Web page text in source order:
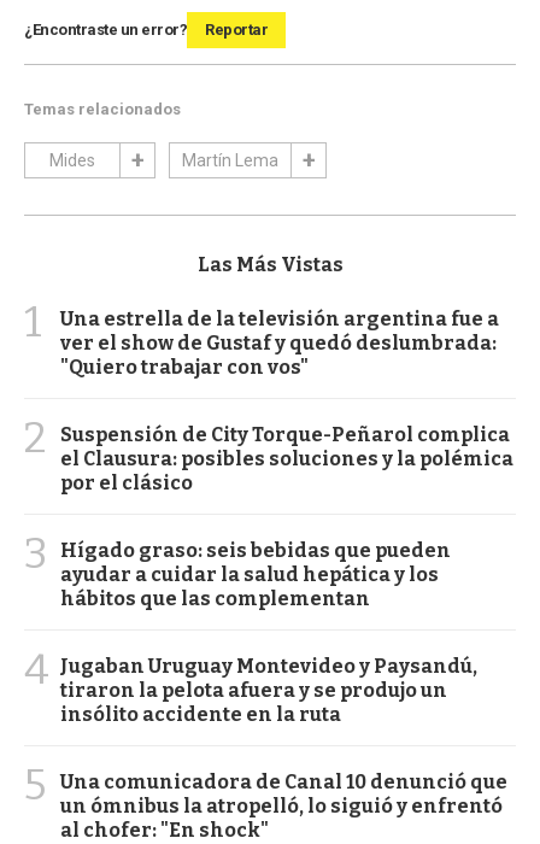
¿Encontraste un error? Reportar
Temas relacionados
Mides Martín Lema
Las Más Vistas
1
Una estrella de la televisión argentina fue a
ver el show de Gustaf y quedó deslumbrada:
"Quiero trabajar con vos"
2
Suspensión de City Torque-Peñarol complica
el Clausura: posibles soluciones y la polémica
por el clásico
3
Hígado graso: seis bebidas que pueden
ayudar a cuidar la salud hepática y los
hábitos que las complementan
4 Jugaban Uruguay Montevideo y Paysandú,
tiraron la pelota afuera y se produjo un
insólito accidente en la ruta
5
Una comunicadora de Canal 10 denunció que
un ómnibus la atropelló, lo siguió y enfrentó
al chofer: "En shock"